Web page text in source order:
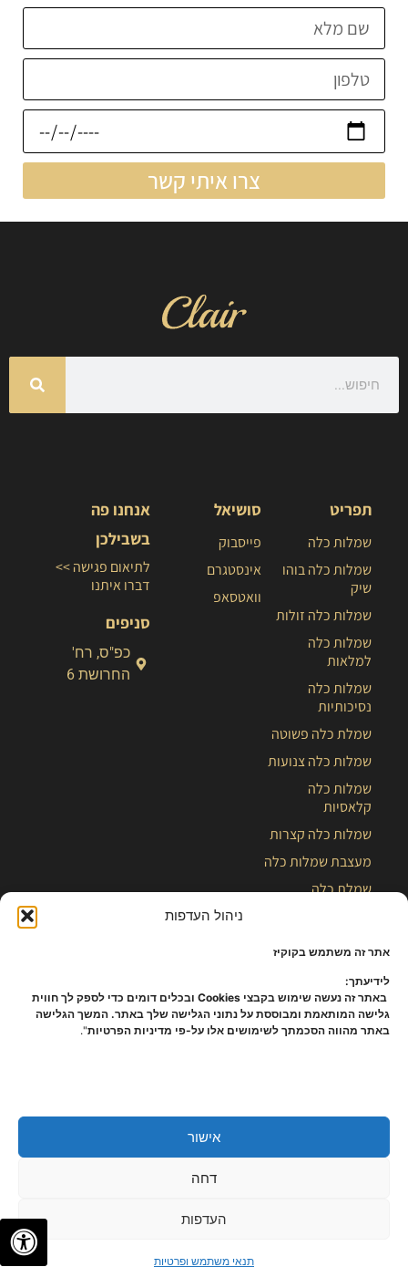
ניהול העדפות
אתר זה משתמש בקוקיז
לידיעתך:
באתר זה נעשה שימוש בקבצי Cookies ובכלים דומים כדי לספק לך חווית
גלישה המותאמת ומבוססת על נתוני הגלישה שלך באתר. המשך הגלישה
באתר מהווה הסכמתך לשימושים אלו על-פי מדיניות הפרטיות".
אישור
דחה
העדפות
תנאי משתמש ופרטיות
צרו איתי קשר
תפריט
שמלות כלה
שמלות כלה בוהו
שיק
שמלות כלה זולות
שמלות כלה
למלאות
שמלות כלה
נסיכותיות
שמלת כלה פשוטה
שמלות כלה צנועות
שמלות כלה
קלאסיות
שמלות כלה קצרות
מעצבת שמלות כלה
שמלת כלה
סושיאל
פייסבוק
אינסטגרם
וואטסאפ
אנחנו פה
בשבילכן
לתיאום פגישה >>
דברו איתנו
סניפים
כפ"ס, רח'
החרושת 6
כל הזכויות שמורות – קלייר |מפת אתר|הצהרת נגישות|תקנון ומידניות
פרטיות
✦לתיאום פגישה✦